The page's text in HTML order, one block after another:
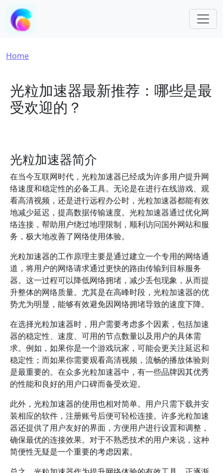
Skip to main content
Breadcrumb
Home
光粒加速器最新推荐：哪些是最
受欢迎的？
光粒加速器简介
在当今互联网时代，光粒加速器已经成为许多用户提升网
络速度和稳定性的必备工具。无论是在进行在线游戏、观
看高清视频，还是进行远程办公时，光粒加速器都能有效
地减少延迟，提高数据传输速度。光粒加速器通过优化网
络连接，帮助用户绕过地理限制，顺利访问国外网站和服
务，极大地改善了网络使用体验。
光粒加速器的工作原理主要是通过建立一个专用的网络通
道，将用户的网络请求通过更快的路由传输到目标服务
器。这一过程可以降低网络拥堵，减少丢包现象，从而提
升整体的网络质量。尤其是在高峰时段，光粒加速器的优
势尤为明显，能够有效避免因网络拥堵导致的速度下降。
在选择光粒加速器时，用户需要考虑多个因素，包括加速
器的稳定性、速度、可用的节点数量以及用户的具体需
求。例如，如果你是一个游戏玩家，可能会更关注延迟和
稳定性；而如果你需要观看高清视频，流畅的播放体验则
是最重要的。在众多光粒加速器中，有一些品牌因其优秀
的性能和良好的用户口碑而备受欢迎。
此外，光粒加速器的使用也相对简单。用户只需下载并安
装相应的软件，注册账号后便可轻松连接。许多光粒加速
器还提供了用户友好的界面，方便用户进行设置和调整，
确保最优的连接效果。对于不熟悉技术的用户来说，这种
简便性无疑是一个重要的考虑因素。